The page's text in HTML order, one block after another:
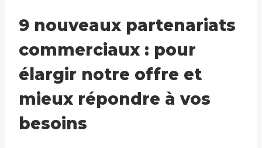
9 nouveaux partenariats
commerciaux : pour
élargir notre offre et
mieux répondre à vos
besoins